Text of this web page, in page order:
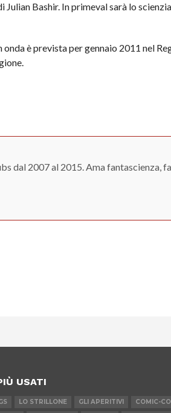
Julian Bashir. In primeval sarà lo
è prevista per gennaio 2011 nel
dal 2007 al 2015. Ama fantascienza,
USATI
LO STRILLONE GLI APERITIVI COMIC-